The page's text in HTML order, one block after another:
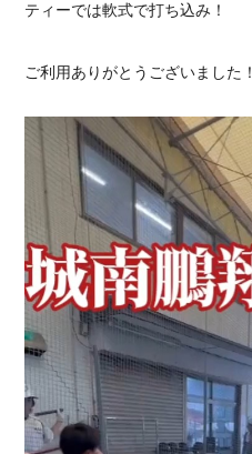
ティーでは軟式で打ち込み！
ご利用ありがとうございました！